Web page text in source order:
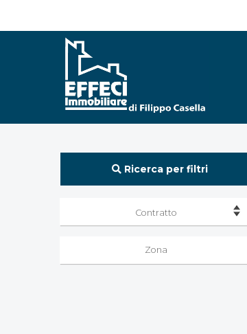
Ricerca per filtri
Contratto
Zona